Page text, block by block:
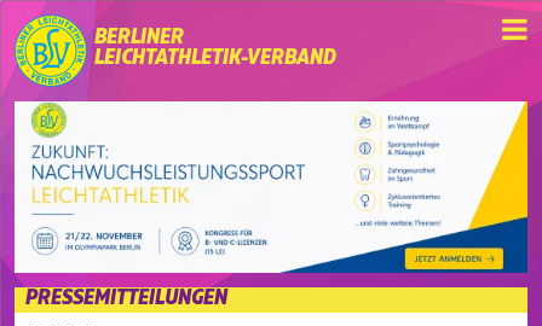
BERLINER
LEICHTATHLETIK-VERBAND
PRESSEMITTEILUNGEN